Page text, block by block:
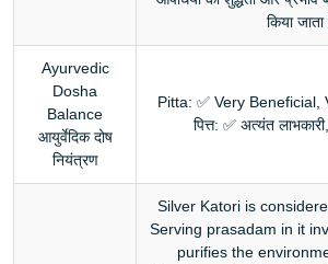
किया
Ayurvedic
Dosha
Balance
आयुर्वेदिक दोष
नियंत्रण
Pitta: ✅ Very Beneficial,
पित्त: ✅ अत्यंत
Silver Katori is
Serving prasadam in it
purifies the